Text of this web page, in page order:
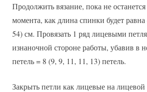
Продолжить вязание, пока не
момента, как длина спинки будет
54) см. Провязать 1 ряд лицевыми
изнаночной стороне работы, убавив в
петель = 8 (9, 9, 11, 11, 13) петель.
Закрыть петли как лицевые на лицевой